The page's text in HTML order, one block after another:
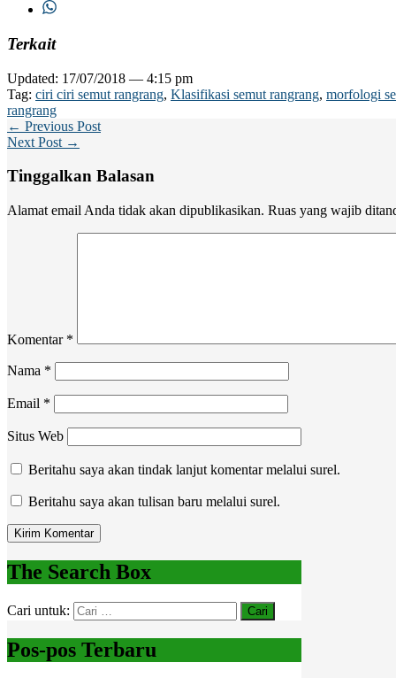
Terkait
Updated: 17/07/2018 — 4:15 pm
Tag: ciri ciri semut rangrang, Klasifikasi semut rangrang, morfologi
rangrang
← Previous Post
Next Post →
Tinggalkan Balasan
Alamat email Anda tidak akan dipublikasikan. Ruas yang wajib
Komentar *
Nama *
Email *
Situs Web
Beritahu saya akan tindak lanjut komentar melalui surel.
Beritahu saya akan tulisan baru melalui surel.
The Search Box
Cari untuk:
Pos-pos Terbaru